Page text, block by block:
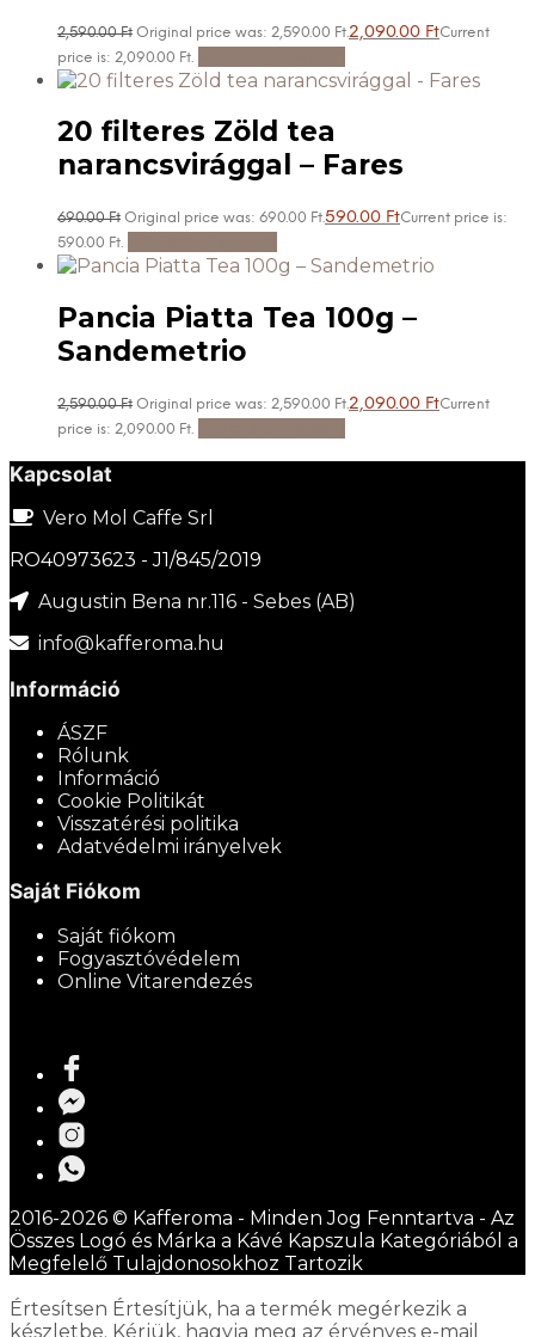
2,590.00Ft Original price was: 2,590.00 Ft.2,090.00 FtCurrent
price is: 2,090.00 Ft.
20 filteres Zöld tea
narancsvirággal – Fares
690.00Ft Original price was: 690.00 Ft.590.00 FtCurrent price is:
590.00 Ft.
Pancia Piatta Tea 100g –
Sandemetrio
2,590.00Ft Original price was: 2,590.00 Ft.2,090.00 FtCurrent
price is: 2,090.00 Ft.
Kapcsolat
Vero Mol Caffe Srl
RO40973623 - J1/845/2019
Augustin Bena nr.116 - Sebes (AB)
info@kafferoma.hu
Információ
ÁSZF
Rólunk
Információ
Cookie Politikát
Visszatérési politika
Adatvédelmi irányelvek
Saját Fiókom
Saját fiókom
Fogyasztóvédelem
Online Vitarendezés
2016-2026 © Kafferoma - Minden Jog Fenntartva - Az
Összes Logó és Márka a Kávé Kapszula Kategóriából a
Megfelelő Tulajdonosokhoz Tartozik
Értesítsen Értesítjük, ha a termék megérkezik a
készletbe. Kérjük, hagyja meg az érvényes e-mail